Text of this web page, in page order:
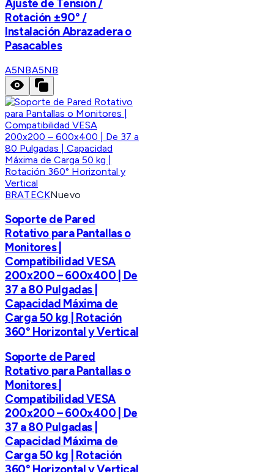
Ajuste de Tensión /
Rotación ±90° /
Instalación Abrazadera o
Pasacables
A5NBA5NB
BRATECKNuevo
Soporte de Pared
Rotativo para Pantallas o
Monitores |
Compatibilidad VESA
200x200 – 600x400 | De
37 a 80 Pulgadas |
Capacidad Máxima de
Carga 50 kg | Rotación
360° Horizontal y Vertical
Soporte de Pared
Rotativo para Pantallas o
Monitores |
Compatibilidad VESA
200x200 – 600x400 | De
37 a 80 Pulgadas |
Capacidad Máxima de
Carga 50 kg | Rotación